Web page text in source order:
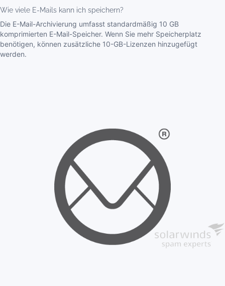
Wie viele E-Mails kann ich speichern?
Die E-Mail-Archivierung umfasst standardmäßig 10 GB
komprimierten E-Mail-Speicher. Wenn Sie mehr Speicherplatz
benötigen, können zusätzliche 10-GB-Lizenzen hinzugefügt
werden.